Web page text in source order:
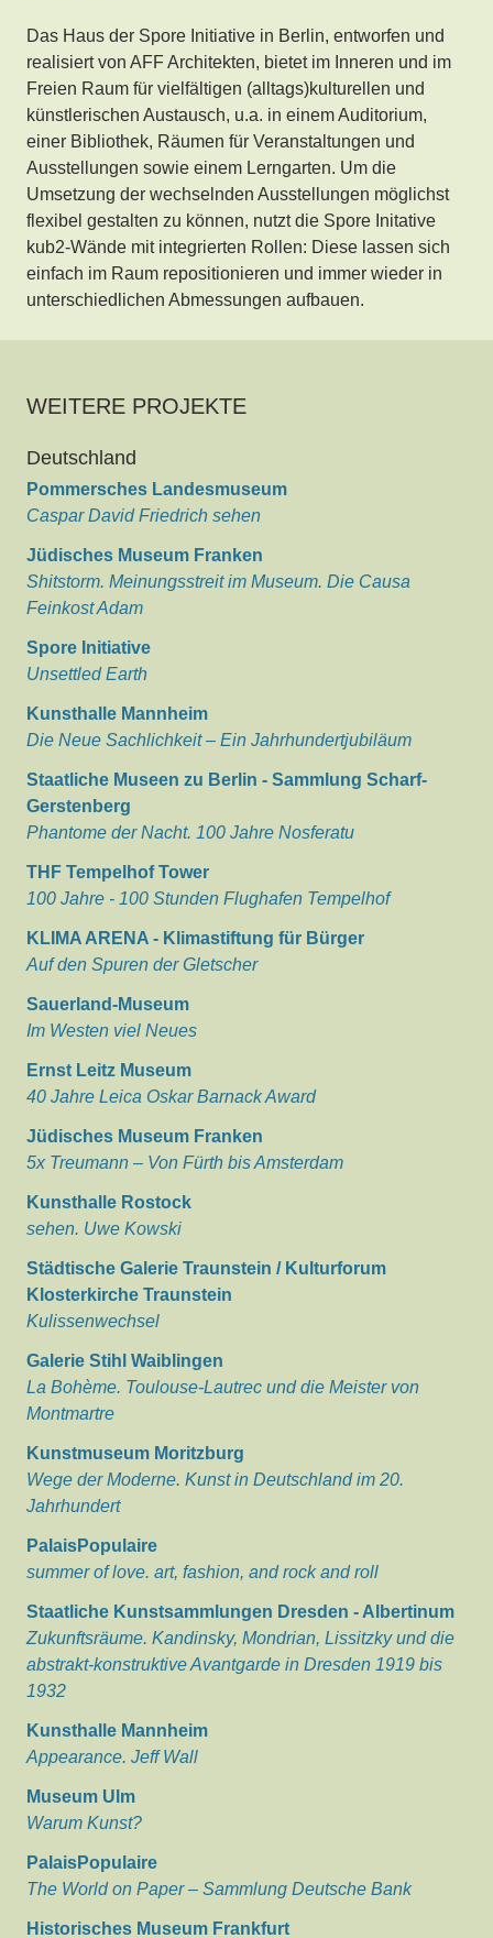
Das Haus der Spore Initiative in Berlin, entworfen und
realisiert von AFF Architekten, bietet im Inneren und im
Freien Raum für vielfältigen (alltags)kulturellen und
künstlerischen Austausch, u.a. in einem Auditorium,
einer Bibliothek, Räumen für Veranstaltungen und
Ausstellungen sowie einem Lerngarten. Um die
Umsetzung der wechselnden Ausstellungen möglichst
flexibel gestalten zu können, nutzt die Spore Initative
kub2-Wände mit integrierten Rollen: Diese lassen sich
einfach im Raum repositionieren und immer wieder in
unterschiedlichen Abmessungen aufbauen.
WEITERE PROJEKTE
Deutschland
Pommersches Landesmuseum
Caspar David Friedrich sehen
Jüdisches Museum Franken
Shitstorm. Meinungsstreit im Museum. Die Causa
Feinkost Adam
Spore Initiative
Unsettled Earth
Kunsthalle Mannheim
Die Neue Sachlichkeit – Ein Jahrhundertjubiläum
Staatliche Museen zu Berlin - Sammlung Scharf-
Gerstenberg
Phantome der Nacht. 100 Jahre Nosferatu
THF Tempelhof Tower
100 Jahre - 100 Stunden Flughafen Tempelhof
KLIMA ARENA - Klimastiftung für Bürger
Auf den Spuren der Gletscher
Sauerland-Museum
Im Westen viel Neues
Ernst Leitz Museum
40 Jahre Leica Oskar Barnack Award
Jüdisches Museum Franken
5x Treumann – Von Fürth bis Amsterdam
Kunsthalle Rostock
sehen. Uwe Kowski
Städtische Galerie Traunstein / Kulturforum
Klosterkirche Traunstein
Kulissenwechsel
Galerie Stihl Waiblingen
La Bohème. Toulouse-Lautrec und die Meister von
Montmartre
Kunstmuseum Moritzburg
Wege der Moderne. Kunst in Deutschland im 20.
Jahrhundert
PalaisPopulaire
summer of love. art, fashion, and rock and roll
Staatliche Kunstsammlungen Dresden - Albertinum
Zukunftsräume. Kandinsky, Mondrian, Lissitzky und die
abstrakt-konstruktive Avantgarde in Dresden 1919 bis
1932
Kunsthalle Mannheim
Appearance. Jeff Wall
Museum Ulm
Warum Kunst?
PalaisPopulaire
The World on Paper – Sammlung Deutsche Bank
Historisches Museum Frankfurt